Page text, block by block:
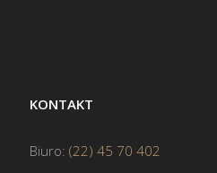
KONTAKT
Biuro: (22) 45 70 402